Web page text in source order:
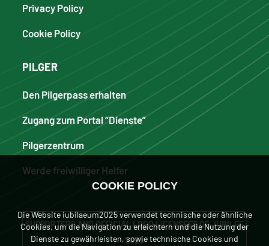
Privacy Policy
Cookie Policy
PILGER
Den Pilgerpass erhalten
Zugang zum Portal “Dienste”
Pilgerzentrum
Werde freiwilliger Helfer
SUPPORTERS AND OFFICIAL LOGO LICENSEES OF JUBILEE
2025
COOKIE POLICY
Die Website iubilaeum2025 verwendet technische oder ähnliche
Cookies, um die Navigation zu erleichtern und die Nutzung der
Dienste zu gewährleisten, sowie technische Cookies und